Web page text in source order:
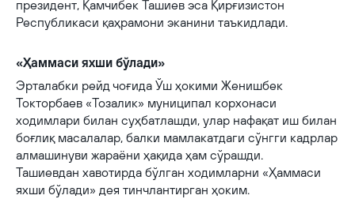
президент, Қамчибек Ташиев эса Қирғизистон
Республикаси қаҳрамони эканини таъкидлади.
«Ҳаммаси яхши бўлади»
Эрталабки рейд чоғида Ўш ҳокими Женишбек
Токторбаев «Тозалик» муниципал корхонаси
ходимлари билан суҳбатлашди, улар нафақат иш билан
боғлиқ масалалар, балки мамлакатдаги сўнгги кадрлар
алмашинуви жараёни ҳақида ҳам сўрашди.
Ташиевдан хавотирда бўлган ходимларни «Ҳаммаси
яхши бўлади» дея тинчлантирган ҳоким.